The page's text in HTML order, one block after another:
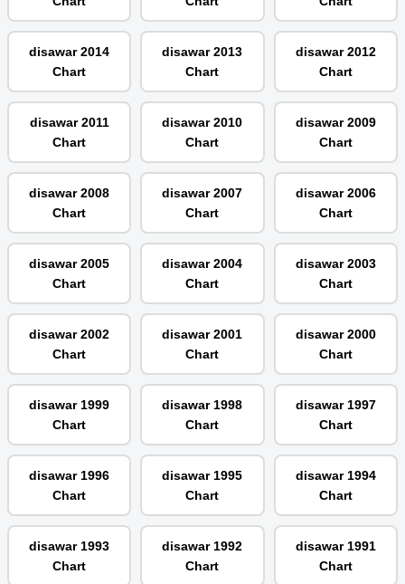
disawar 2014
Chart
disawar 2013
Chart
disawar 2012
Chart
disawar 2011
Chart
disawar 2010
Chart
disawar 2009
Chart
disawar 2008
Chart
disawar 2007
Chart
disawar 2006
Chart
disawar 2005
Chart
disawar 2004
Chart
disawar 2003
Chart
disawar 2002
Chart
disawar 2001
Chart
disawar 2000
Chart
disawar 1999
Chart
disawar 1998
Chart
disawar 1997
Chart
disawar 1996
Chart
disawar 1995
Chart
disawar 1994
Chart
disawar 1993
Chart
disawar 1992
Chart
disawar 1991
Chart